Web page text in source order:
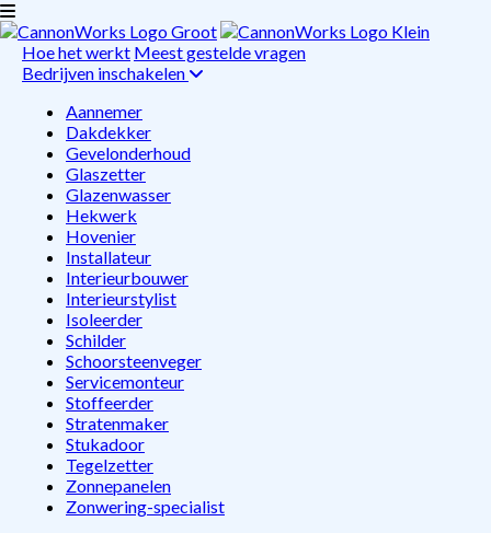
Hoe het werkt Meest gestelde vragen
Bedrijven inschakelen
Aannemer
Dakdekker
Gevelonderhoud
Glaszetter
Glazenwasser
Hekwerk
Hovenier
Installateur
Interieurbouwer
Interieurstylist
Isoleerder
Schilder
Schoorsteenveger
Servicemonteur
Stoffeerder
Stratenmaker
Stukadoor
Tegelzetter
Zonnepanelen
Zonwering-specialist